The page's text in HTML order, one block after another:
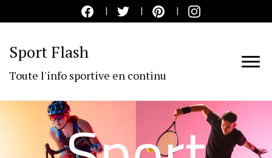
Sport Flash
Toute l'info sportive en continu